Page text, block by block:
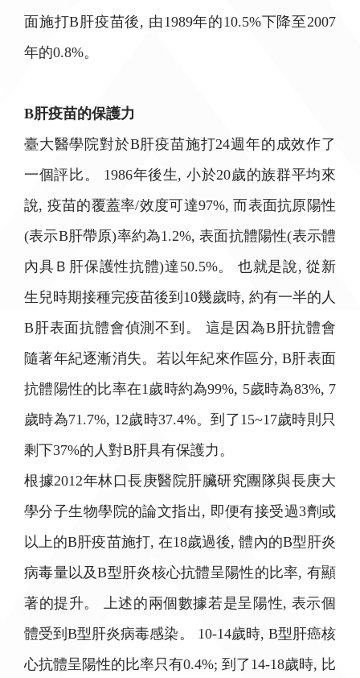
面施打B肝疫苗後, 由1989年的10.5%下降至2007
年的0.8%。
B肝疫苗的保護力
臺大醫學院對於B肝疫苗施打24週年的成效作了
一個評比。 1986年後生, 小於20歲的族群平均來
說, 疫苗的覆蓋率/效度可達97%, 而表面抗原陽性
(表示B肝帶原)率約為1.2%, 表面抗體陽性(表示體
內具Ｂ肝保護性抗體)達50.5%。 也就是說, 從新
生兒時期接種完疫苗後到10幾歲時, 約有一半的人
B肝表面抗體會偵測不到。 這是因為B肝抗體會
隨著年紀逐漸消失。若以年紀來作區分, B肝表面
抗體陽性的比率在1歲時約為99%, 5歲時為83%, 7
歲時為71.7%, 12歲時37.4%。到了15~17歲時則只
剩下37%的人對B肝具有保護力。
根據2012年林口長庚醫院肝臟研究團隊與長庚大
學分子生物學院的論文指出, 即便有接受過3劑或
以上的B肝疫苗施打, 在18歲過後, 體內的B型肝炎
病毒量以及B型肝炎核心抗體呈陽性的比率, 有顯
著的提升。 上述的兩個數據若是呈陽性, 表示個
體受到B型肝炎病毒感染。 10-14歲時, B型肝癌核
心抗體呈陽性的比率只有0.4%; 到了14-18歲時, 比